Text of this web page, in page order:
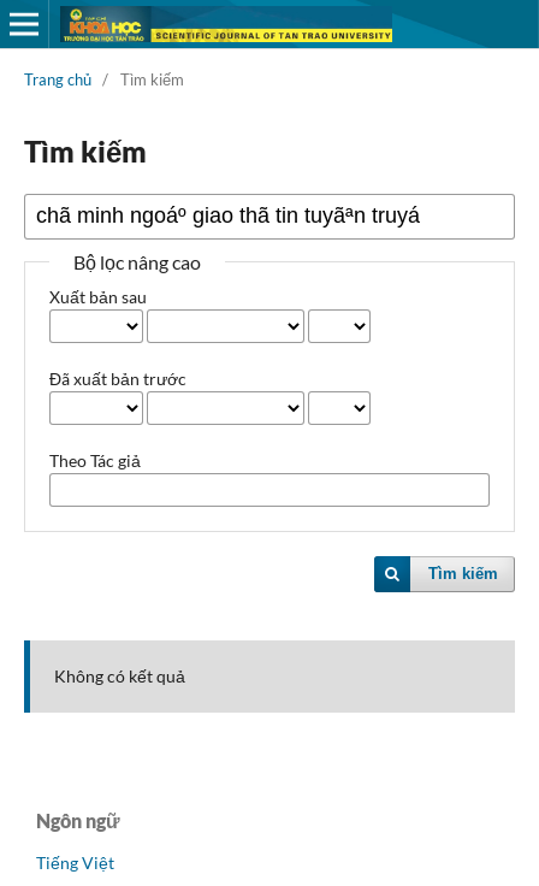
Trang chủ / Tìm kiếm
Tìm kiếm
Bộ lọc nâng cao
Xuất bản sau
Đã xuất bản trước
Theo Tác giả
Tìm kiếm
Không có kết quả
Ngôn ngữ
Tiếng Việt